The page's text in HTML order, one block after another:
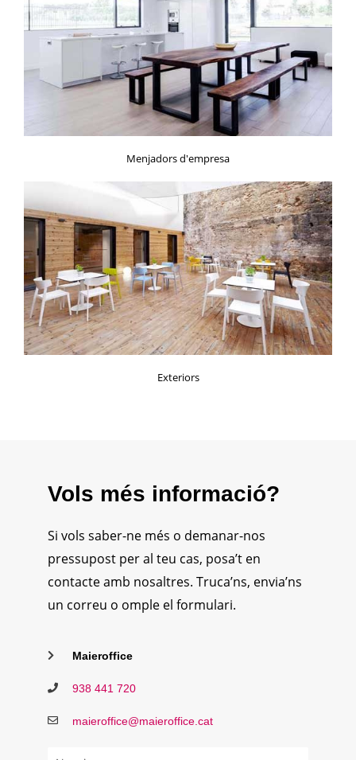
Menjadors d'empresa
Exteriors
Vols més informació?
Si vols saber-ne més o demanar-nos
pressupost per al teu cas, posa’t en
contacte amb nosaltres. Truca’ns, envia’ns
un correu o omple el formulari.
Maieroffice
938 441 720
maieroffice@maieroffice.cat